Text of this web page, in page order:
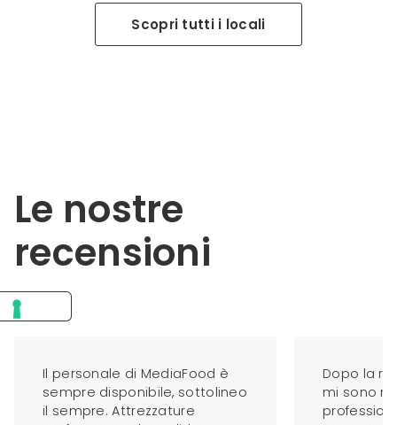
Scopri tutti i locali
Le nostre
recensioni
Il personale di MediaFood è
sempre disponibile, sottolineo
il sempre. Attrezzature
Dopo la
mi sono